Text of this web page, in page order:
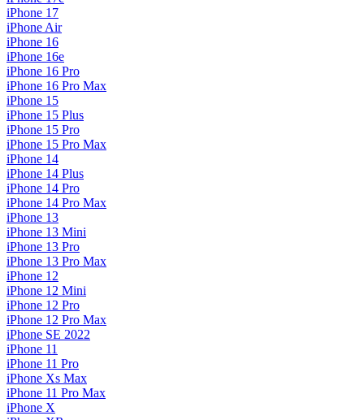
iPhone 17
iPhone Air
iPhone 16
iPhone 16e
iPhone 16 Pro
iPhone 16 Pro Max
iPhone 15
iPhone 15 Plus
iPhone 15 Pro
iPhone 15 Pro Max
iPhone 14
iPhone 14 Plus
iPhone 14 Pro
iPhone 14 Pro Max
iPhone 13
iPhone 13 Mini
iPhone 13 Pro
iPhone 13 Pro Max
iPhone 12
iPhone 12 Mini
iPhone 12 Pro
iPhone 12 Pro Max
iPhone SE 2022
iPhone 11
iPhone 11 Pro
iPhone Xs Max
iPhone 11 Pro Max
iPhone X